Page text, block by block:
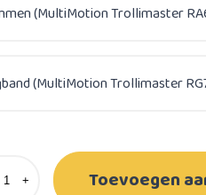
(MultiMotion Trollimaster
(MultiMotion Trollimaster
+ Toevoegen